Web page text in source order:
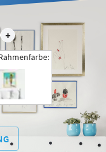
+